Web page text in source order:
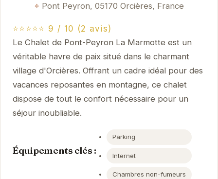
Pont Peyron, 05170 Orcières, France
⭐️⭐️⭐️⭐️⭐️ 9 / 10 (2 avis)
Le Chalet de Pont-Peyron La Marmotte est un
véritable havre de paix situé dans le charmant
village d'Orcières. Offrant un cadre idéal pour des
vacances reposantes en montagne, ce chalet
dispose de tout le confort nécessaire pour un
séjour inoubliable.
Équipements clés :
Parking
Internet
Chambres non-fumeurs